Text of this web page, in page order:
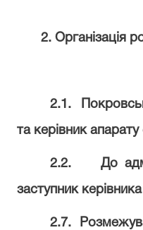
2. Організація
2.1.
та керівник апарату
2.2. До
заступник
2.7.